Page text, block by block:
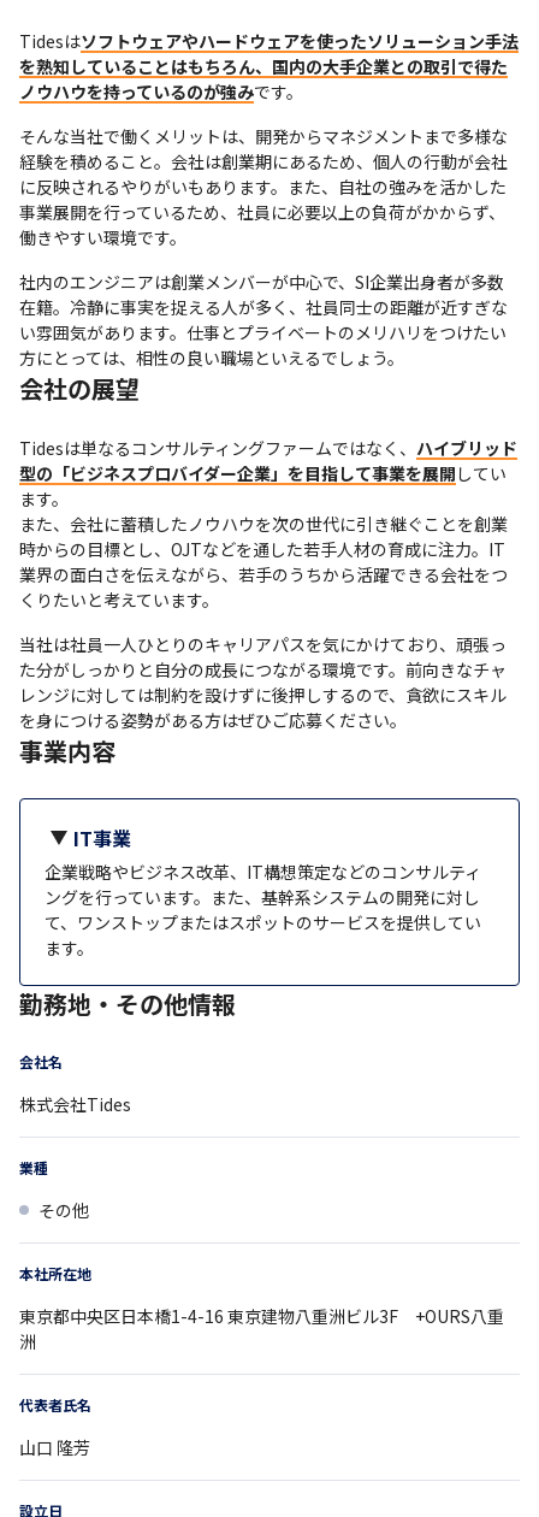
Tidesはソフトウェアやハードウェアを使ったソリューション手法
を熟知していることはもちろん、国内の大手企業との取引で得た
ノウハウを持っているのが強みです。
そんな当社で働くメリットは、開発からマネジメントまで多様な
経験を積めること。会社は創業期にあるため、個人の行動が会社
に反映されるやりがいもあります。また、自社の強みを活かした
事業展開を行っているため、社員に必要以上の負荷がかからず、
働きやすい環境です。
社内のエンジニアは創業メンバーが中心で、SI企業出身者が多数
在籍。冷静に事実を捉える人が多く、社員同士の距離が近すぎな
い雰囲気があります。仕事とプライベートのメリハリをつけたい
方にとっては、相性の良い職場といえるでしょう。
会社の展望
Tidesは単なるコンサルティングファームではなく、 ハイブリッド
型の「ビジネスプロバイダー企業」を目指して事業を展開 してい
ます。
また、会社に蓄積したノウハウを次の世代に引き継ぐことを創業
時からの目標とし、OJTなどを通した若手人材の育成に注力。IT
業界の面白さを伝えながら、若手のうちから活躍できる会社をつ
くりたいと考えています。
当社は社員一人ひとりのキャリアパスを気にかけており、頑張っ
た分がしっかりと自分の成長につながる環境です。前向きなチャ
レンジに対しては制約を設けずに後押しするので、貪欲にスキル
を身につける姿勢がある方はぜひご応募ください。
事業内容
IT事業
企業戦略やビジネス改革、IT構想策定などのコンサルティ
ングを行っています。また、基幹系システムの開発に対し
て、ワンストップまたはスポットのサービスを提供してい
ます。
勤務地・その他情報
会社名
株式会社Tides
業種
その他
本社所在地
東京都中央区日本橋1-4-16 東京建物八重洲ビル3F +OURS八重
洲
代表者氏名
山口 隆芳
設立日